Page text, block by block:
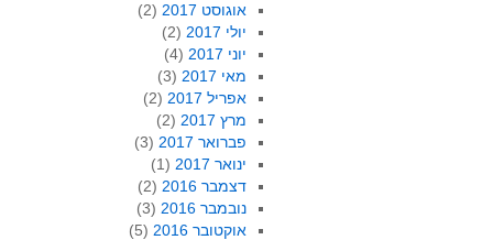
אוגוסט 2017
(2)
יולי 2017
(2)
יוני 2017
(4)
מאי 2017
(3)
אפריל 2017
(2)
מרץ 2017
(2)
פברואר 2017
(3)
ינואר 2017
(1)
דצמבר 2016
(2)
נובמבר 2016
(3)
אוקטובר 2016
(5)